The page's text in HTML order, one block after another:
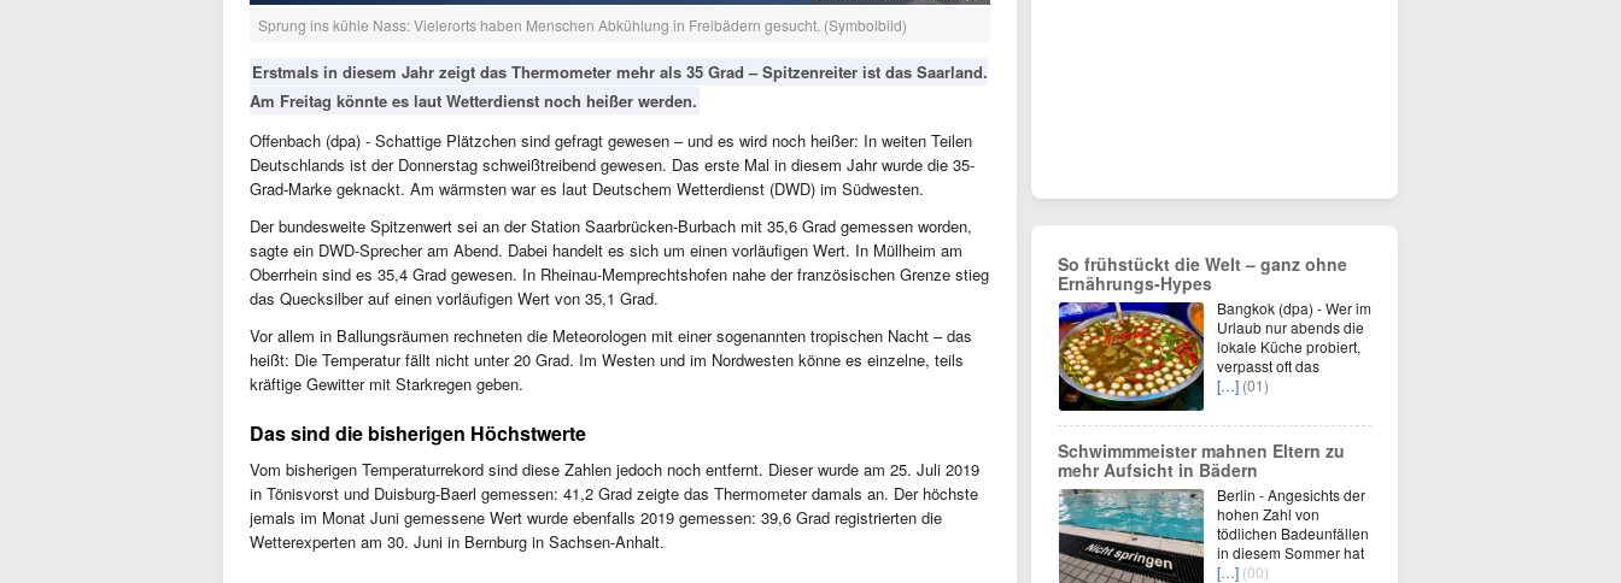
Sprung ins kühle Nass: Vielerorts haben Menschen Abkühlung in Freibädern gesucht. (Symbolbild)
Erstmals in diesem Jahr zeigt das Thermometer mehr als 35 Grad – Spitzenreiter ist das Saarland.
Am Freitag könnte es laut Wetterdienst noch heißer werden.
Offenbach (dpa) - Schattige Plätzchen sind gefragt gewesen – und es wird noch heißer: In weiten Teilen
Deutschlands ist der Donnerstag schweißtreibend gewesen. Das erste Mal in diesem Jahr wurde die 35-
Grad-Marke geknackt. Am wärmsten war es laut Deutschem Wetterdienst (DWD) im Südwesten.
Der bundesweite Spitzenwert sei an der Station Saarbrücken-Burbach mit 35,6 Grad gemessen worden,
sagte ein DWD-Sprecher am Abend. Dabei handelt es sich um einen vorläufigen Wert. In Müllheim am
Oberrhein sind es 35,4 Grad gewesen. In Rheinau-Memprechtshofen nahe der französischen Grenze stieg
das Quecksilber auf einen vorläufigen Wert von 35,1 Grad.
Vor allem in Ballungsräumen rechneten die Meteorologen mit einer sogenannten tropischen Nacht – das
heißt: Die Temperatur fällt nicht unter 20 Grad. Im Westen und im Nordwesten könne es einzelne, teils
kräftige Gewitter mit Starkregen geben.
Das sind die bisherigen Höchstwerte
Vom bisherigen Temperaturrekord sind diese Zahlen jedoch noch entfernt. Dieser wurde am 25. Juli 2019
in Tönisvorst und Duisburg-Baerl gemessen: 41,2 Grad zeigte das Thermometer damals an. Der höchste
jemals im Monat Juni gemessene Wert wurde ebenfalls 2019 gemessen: 39,6 Grad registrierten die
Wetterexperten am 30. Juni in Bernburg in Sachsen-Anhalt.
So frühstückt die Welt – ganz ohne
Ernährungs-Hypes
Bangkok (dpa) - Wer im
Urlaub nur abends die
lokale Küche probiert,
verpasst oft das
[…] (01)
Schwimmmeister mahnen Eltern zu
mehr Aufsicht in Bädern
Berlin - Angesichts der
hohen Zahl von
tödlichen Badeunfällen
in diesem Sommer hat
[…] (00)